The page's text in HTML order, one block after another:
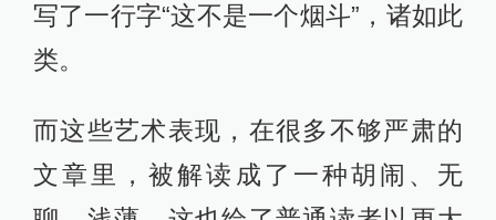
写了一行字“这不是一个烟斗”，诸如此
类。
而这些艺术表现，在很多不够严肃的
文章里，被解读成了一种胡闹、无